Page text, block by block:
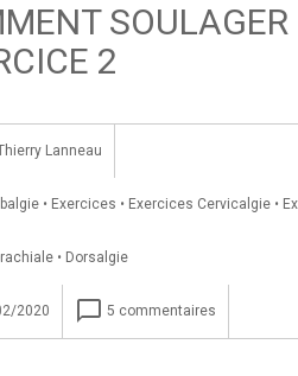
2
Lanneau
• Exercices • Exercices Cervicalgie•
• Dorsalgie
2020 chat_bubble_outline 5 commentaires